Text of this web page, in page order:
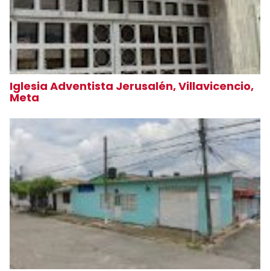
Iglesia Adventista Jerusalén, Villavicencio,
Meta